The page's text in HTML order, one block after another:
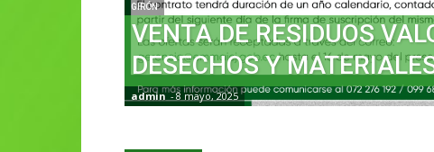
GIRÓN
VENTA DE RESIDUOS
DESECHOS Y
admin -8 mayo, 2025